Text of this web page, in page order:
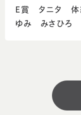
E賞 タニタ
ゆみ みさひろ